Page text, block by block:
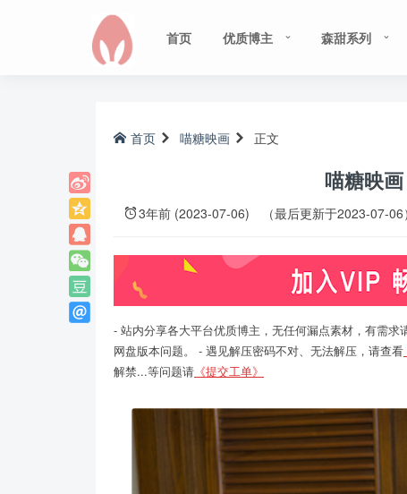
首页 优质博主 森甜系列
首页 喵糖映画 正文
喵糖映
3年前 (2023-07-06) （最后更新于2023-07-06）
- 站内分享各大平台优质博主，无任何漏点素材，有需
网盘版本问题。 - 遇见解压密码不对、无法解压，请查看
解禁...等问题请 《提交工单》